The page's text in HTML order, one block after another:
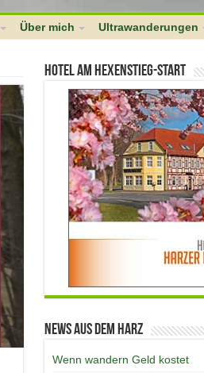
Über mich Ultrawanderungen
Hotel am Hexenstieg-Start
News aus dem Harz
Wenn wandern Geld kostet